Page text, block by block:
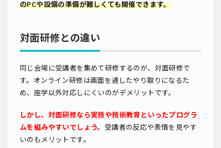
のPCや設備の準備が難しくても開催できます。
対面研修との違い
同じ会場に受講者を集めて研修するのが、対面研修で
す。オンライン研修は画面を通したやり取りになるた
め、座学以外対応しにくいのがデメリットです。
しかし、対面研修なら実技や技術教育といったプログラ
ムを組みやすいでしょう。 受講者の反応や表情を見やす
いのもメリットです。